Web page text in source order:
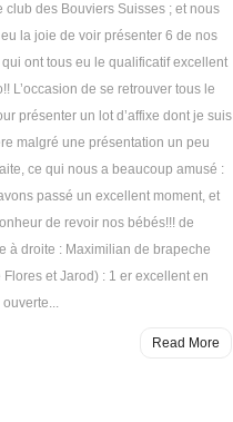
club des Bouviers Suisses ; et nous
la joie de voir présenter 6 de nos
qui ont tous eu le qualificatif excellent
L’occasion de se retrouver tous le
présenter un lot d’affixe dont je suis
malgré une présentation un peu
ce qui nous a beaucoup amusé :
passé un excellent moment, et
de revoir nos bébés!!! de
à droite : Maximilian de brapeche
Flores et Jarod) : 1 er excellent en
Read More